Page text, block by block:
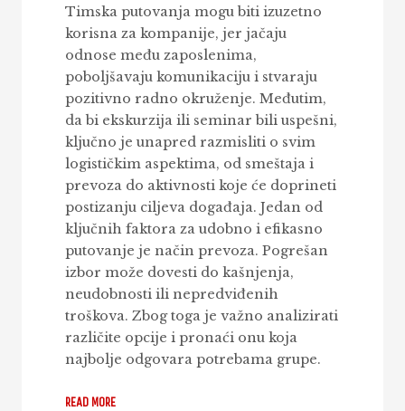
Timska putovanja mogu biti izuzetno
korisna za kompanije, jer jačaju
odnose među zaposlenima,
poboljšavaju komunikaciju i stvaraju
pozitivno radno okruženje. Međutim,
da bi ekskurzija ili seminar bili uspešni,
ključno je unapred razmisliti o svim
logističkim aspektima, od smeštaja i
prevoza do aktivnosti koje će doprineti
postizanju ciljeva događaja. Jedan od
ključnih faktora za udobno i efikasno
putovanje je način prevoza. Pogrešan
izbor može dovesti do kašnjenja,
neudobnosti ili nepredviđenih
troškova. Zbog toga je važno analizirati
različite opcije i pronaći onu koja
najbolje odgovara potrebama grupe.
READ MORE